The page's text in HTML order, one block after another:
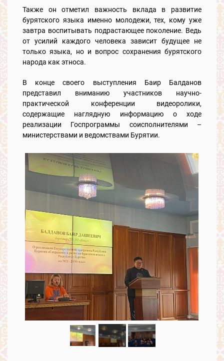
Также он отметил важность вклада в развитие
бурятского языка именно молодежи, тех, кому уже
завтра воспитывать подрастающее поколение. Ведь
от усилий каждого человека зависит будущее не
только языка, но и вопрос сохранения бурятского
народа как этноса.
В конце своего выступления Баир Балданов
представил вниманию участников научно-
практической конференции видеоролики,
содержащие наглядную информацию о ходе
реализации Госпрограммы соисполнителями –
министерствами и ведомствами Бурятии.